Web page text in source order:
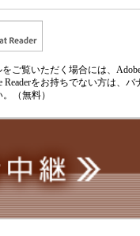
ご覧いただく場合には、
Readerをお持ちでない方は、
（無料）